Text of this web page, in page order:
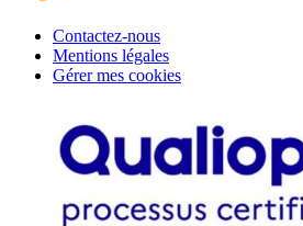
Contactez-nous
Mentions légales
Gérer mes cookies